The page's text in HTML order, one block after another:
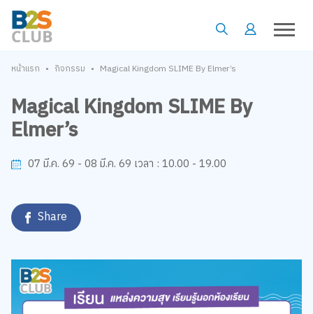
หน้าแรก • กิจกรรม • Magical Kingdom SLIME By Elmer’s
Magical Kingdom SLIME By
Elmer’s
07 มี.ค. 69 - 08 มี.ค. 69 เวลา : 10.00 - 19.00
Share